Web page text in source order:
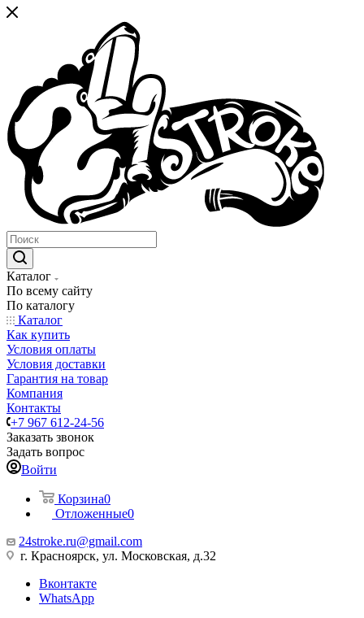
Каталог
По всему сайту
По каталогу
Каталог
Как купить
Условия оплаты
Условия доставки
Гарантия на товар
Компания
Контакты
+7 967 612-24-56
Заказать звонок
Задать вопрос
Войти
Корзина0
Отложенные0
24stroke.ru@gmail.com
г. Красноярск, ул. Московская, д.32
Вконтакте
WhatsApp